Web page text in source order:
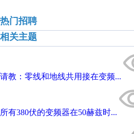
热门招聘
相关主题
请教：零线和地线共用接在变频...
所有380伏的变频器在50赫兹时...